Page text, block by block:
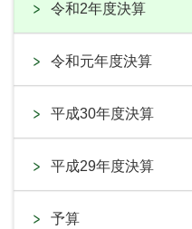
令和2年度決算
令和元年度決算
平成30年度決算
平成29年度決算
予算